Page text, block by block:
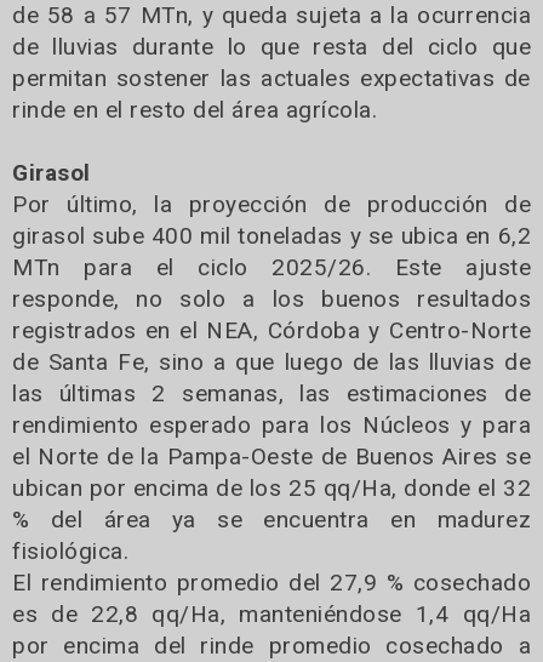
de 58 a 57 MTn, y queda sujeta a la ocurrencia
de lluvias durante lo que resta del ciclo que
permitan sostener las actuales expectativas de
rinde en el resto del área agrícola.
Girasol
Por último, la proyección de producción de
girasol sube 400 mil toneladas y se ubica en 6,2
MTn para el ciclo 2025/26. Este ajuste
responde, no solo a los buenos resultados
registrados en el NEA, Córdoba y Centro-Norte
de Santa Fe, sino a que luego de las lluvias de
las últimas 2 semanas, las estimaciones de
rendimiento esperado para los Núcleos y para
el Norte de la Pampa-Oeste de Buenos Aires se
ubican por encima de los 25 qq/Ha, donde el 32
% del área ya se encuentra en madurez
fisiológica.
El rendimiento promedio del 27,9 % cosechado
es de 22,8 qq/Ha, manteniéndose 1,4 qq/Ha
por encima del rinde promedio cosechado a